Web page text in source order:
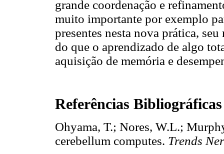
grande coordenação e
muito importante por exemplo
presentes nesta nova prática,
do que o aprendizado de algo
aquisição de memória e
Referências Bibliográficas
Ohyama, T.; Nores, W.L.;
cerebellum computes. Trends